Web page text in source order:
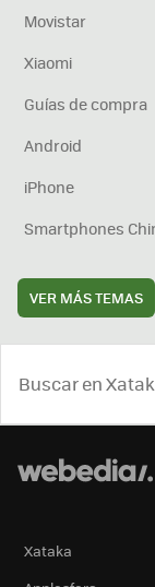
Movistar
Xiaomi
Guías de compra
Android
iPhone
Smartphones
VER MÁS TEMAS
Xataka